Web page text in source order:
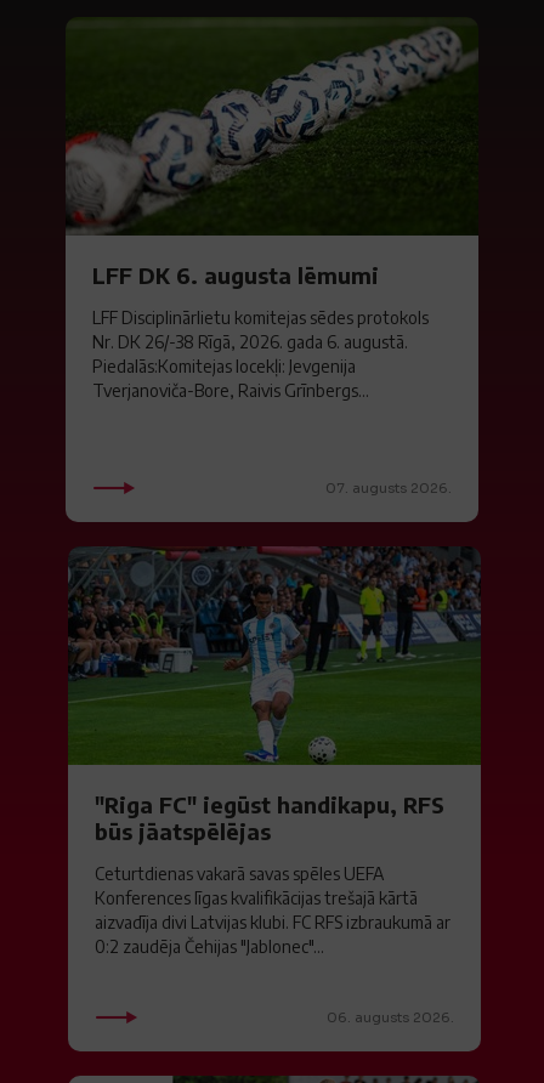
LFF DK 6. augusta lēmumi
LFF Disciplinārlietu komitejas sēdes protokols
Nr. DK 26/-38 Rīgā, 2026. gada 6. augustā.
Piedalās:Komitejas locekļi: Jevgenija
Tverjanoviča-Bore, Raivis Grīnbergs...
07. augusts 2026.
"Riga FC" iegūst handikapu, RFS
būs jāatspēlējas
Ceturtdienas vakarā savas spēles UEFA
Konferences līgas kvalifikācijas trešajā kārtā
aizvadīja divi Latvijas klubi. FC RFS izbraukumā ar
0:2 zaudēja Čehijas "Jablonec"...
06. augusts 2026.